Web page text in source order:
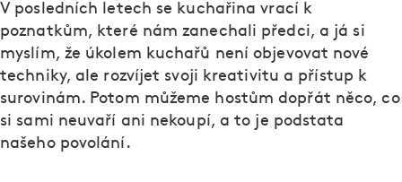
V posledních letech se kuchařina vrací k
poznatkům, které nám zanechali předci, a já si
myslím, že úkolem kuchařů není objevovat nové
techniky, ale rozvíjet svoji kreativitu a přístup k
surovinám. Potom můžeme hostům dopřát něco, co
si sami neuvaří ani nekoupí, a to je podstata
našeho povolání.